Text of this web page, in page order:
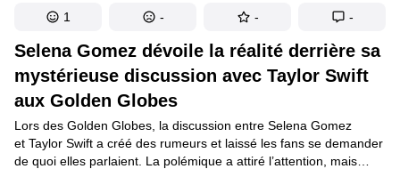
Selena Gomez dévoile la réalité derrière sa
mystérieuse discussion avec Taylor Swift
aux Golden Globes
Lors des Golden Globes, la discussion entre Selena Gomez
et Taylor Swift a créé des rumeurs et laissé les fans se demander
de quoi elles parlaient. La polémique a attiré l’attention, mais
1 - - -